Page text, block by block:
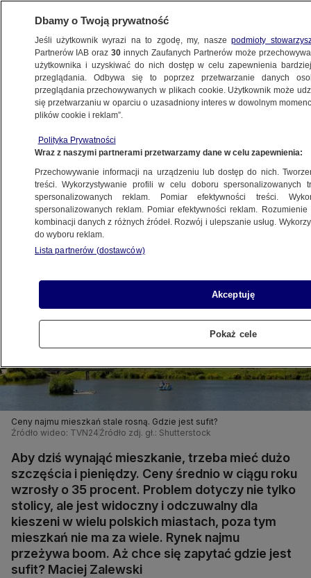
PROGRAMY
jest sufit?
24.08.2022, 12:44
Udostępnij
Ceny najmu mieszkań stale rosną. Gdzie jest sufit?
Źródło wideo: TVN24 Źródło zdj. gł.: Shutterstock
Aby dziś wynająć mieszkanie, trzeba mieć dużo
szczęścia i pieniędzy. Ceny średnio w ciągu roku
wzrosły o 35 procent. Problem dotyczy nie tylko
stolicy, ale jest widoczny i odczuwalny dla
kieszeni w wielu polskich miastach, poza tym
mieszkań nie ma za wiele. Rynek najmu
przeżywa boom. Aż chce się zapytać gdzie jest
sufit? Maciej Zalewski
Dbamy o Twoją prywatność
Jeśli użytkownik wyrazi na to zgodę, my, naszepodmioty
Partnerów IAB oraz30 innych Zaufanych Partnerów może
użytkownika i uzyskiwać do nich dostęp w celu zapewnienia
przeglądania. Odbywa się to poprzez przetwarzanie danych
przeglądania przechowywanych w plikach cookie. Użytkownik może
się przetwarzaniu w oparciu o uzasadniony interes w dowolnym
plików cookie i reklam”.
Polityka Prywatności
Wraz z naszymi partnerami przetwarzamy dane w celu zapewnienia:
Przechowywanie informacji na urządzeniu lub dostęp do nich.
treści. Wykorzystywanie profili w celu doboru spersonalizowanych
spersonalizowanych reklam. Pomiar efektywności treści.
spersonalizowanych reklam. Pomiar efektywności reklam.
kombinacji danych z różnych źródeł. Rozwój i ulepszanie usług.
do wyboru reklam.
Lista partnerów (dostawców)
Akceptuję
Pokaż cele